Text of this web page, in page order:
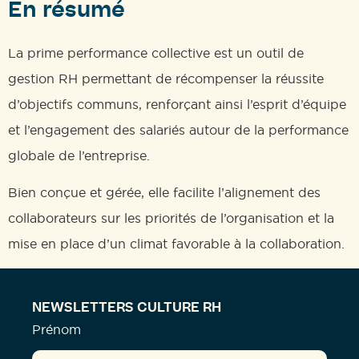
En résumé
La prime performance collective est un outil de
gestion RH permettant de récompenser la réussite
d’objectifs communs, renforçant ainsi l’esprit d’équipe
et l’engagement des salariés autour de la performance
globale de l’entreprise.
Bien conçue et gérée, elle facilite l’alignement des
collaborateurs sur les priorités de l’organisation et la
mise en place d’un climat favorable à la collaboration.
NEWSLETTERS CULTURE RH
Prénom